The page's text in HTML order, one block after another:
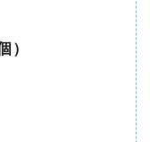
）